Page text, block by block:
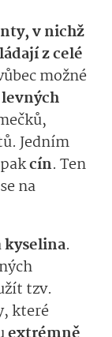
v nichž
z celé
možné
Jedním
cín. Ten
na
kyselina.
tzv.
které